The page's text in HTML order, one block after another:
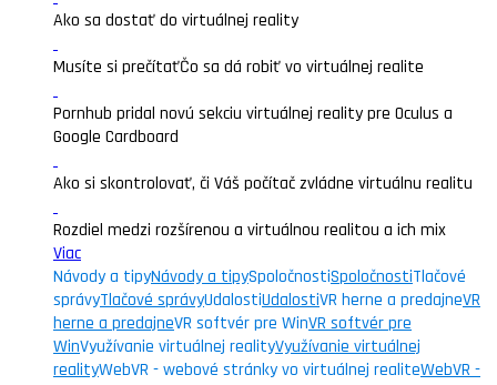
Ako sa dostať do virtuálnej reality
Musíte si prečítaťČo sa dá robiť vo virtuálnej realite
Pornhub pridal novú sekciu virtuálnej reality pre Oculus a
Google Cardboard
Ako si skontrolovať, či Váš počítač zvládne virtuálnu realitu
Rozdiel medzi rozšírenou a virtuálnou realitou a ich mix
Viac
Návody a tipyNávody a tipySpoločnostiSpoločnostiTlačové
správyTlačové správyUdalostiUdalostiVR herne a predajneVR
herne a predajneVR softvér pre WinVR softvér pre
WinVyužívanie virtuálnej realityVyužívanie virtuálnej
realityWebVR - webové stránky vo virtuálnej realiteWebVR -